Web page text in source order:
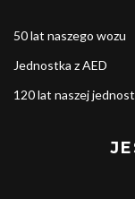
50 lat naszego wozu
Jednostka z AED
120 lat naszej